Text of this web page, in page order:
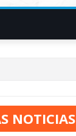
NOTICIAS